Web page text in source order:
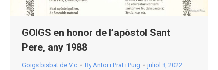
GOIGS en honor de l’apòstol Sant
Pere, any 1988
Goigs bisbat de Vic By Antoni Prat i Puig juliol 8, 2022